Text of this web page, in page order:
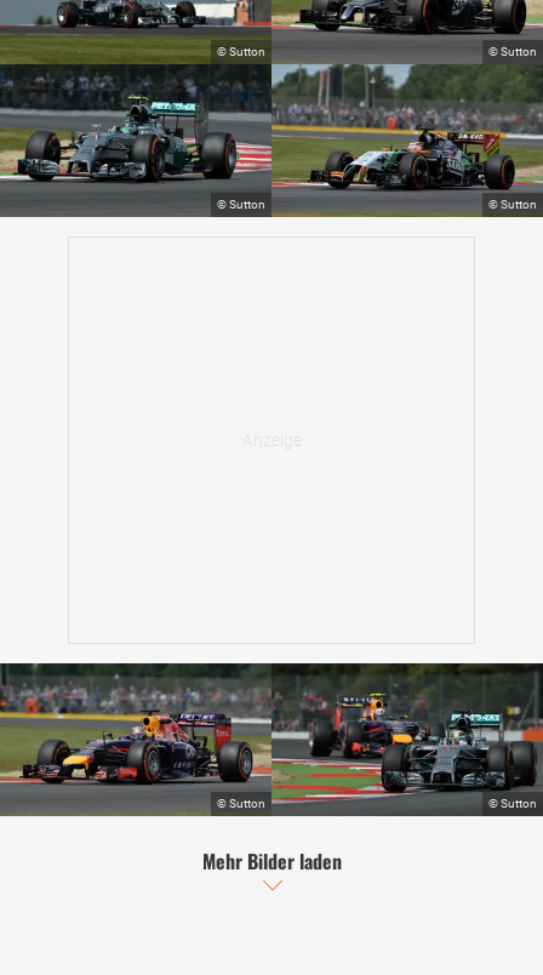
Mehr Bilder laden